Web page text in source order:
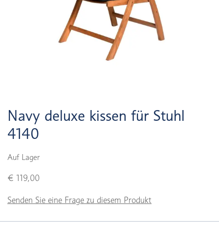
Navy deluxe kissen für Stuhl
4140
Auf Lager
€ 119,00
Senden Sie eine Frage zu diesem Produkt